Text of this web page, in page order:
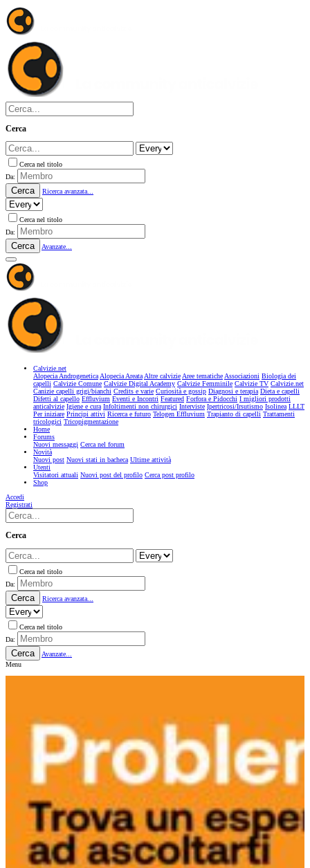
Cerca
Cerca nel titolo
Da:
Cerca Ricerca avanzata...
Cerca nel titolo
Da:
Cerca Avanzate...
Calvizie.net
Alopecia AndrogeneticaAlopecia AreataAltre calvizieAree tematicheAssociazioni Biologia dei
capelli Calvizie Comune Calvizie Digital Academy Calvizie Femminile Calvizie TV Calvizie.net
Canizie capelli grigi/bianchi Credits e varie Curiosità e gossip Diagnosi e terapia Dieta e capelli
Difetti al capello Effluvium Eventi e Incontri Featured Forfora e Pidocchi I migliori prodotti
anticalvizie Igiene e cura Infoltimenti non chirurgici Interviste Ipertricosi/Irsutismo Isolinea LLLT
Per iniziare Principi attivi Ricerca e futuro Telogen Effluvium Trapianto di capelli Trattamenti
tricologici Tricopigmentazione
Home
Forums
Nuovi messaggi Cerca nel forum
Novità
Nuovi post Nuovi stati in bacheca Ultime attività
Utenti
Visitatori attuali Nuovi post del profilo Cerca post profilo
Shop
Accedi
Registrati
Cerca
Cerca nel titolo
Da:
Cerca Ricerca avanzata...
Cerca nel titolo
Da:
Cerca
Avanzate...
Menu